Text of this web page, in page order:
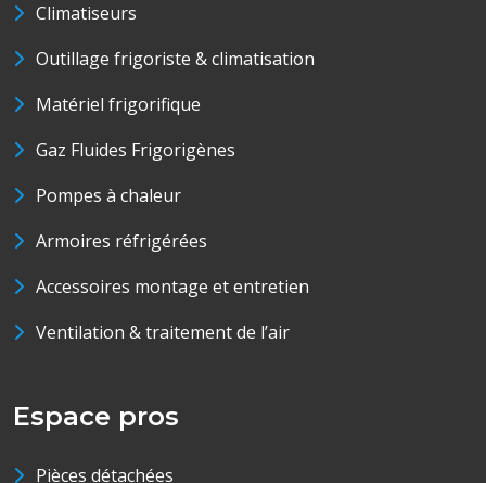
Climatiseurs
Outillage frigoriste & climatisation
Matériel frigorifique
Gaz Fluides Frigorigènes
Pompes à chaleur
Armoires réfrigérées
Accessoires montage et entretien
Ventilation & traitement de l’air
Espace pros
Pièces détachées